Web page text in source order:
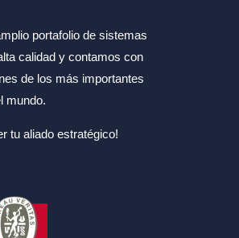
portafolio de sistemas
calidad y contamos con
de los más importantes
mundo.
tu aliado estratégico!